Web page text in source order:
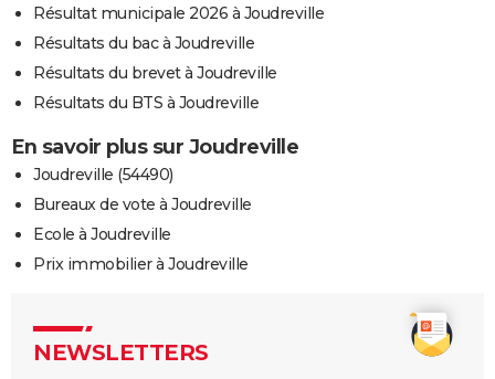
Résultat municipale 2026 à Joudreville
Résultats du bac à Joudreville
Résultats du brevet à Joudreville
Résultats du BTS à Joudreville
En savoir plus sur Joudreville
Joudreville (54490)
Bureaux de vote à Joudreville
Ecole à Joudreville
Prix immobilier à Joudreville
NEWSLETTERS